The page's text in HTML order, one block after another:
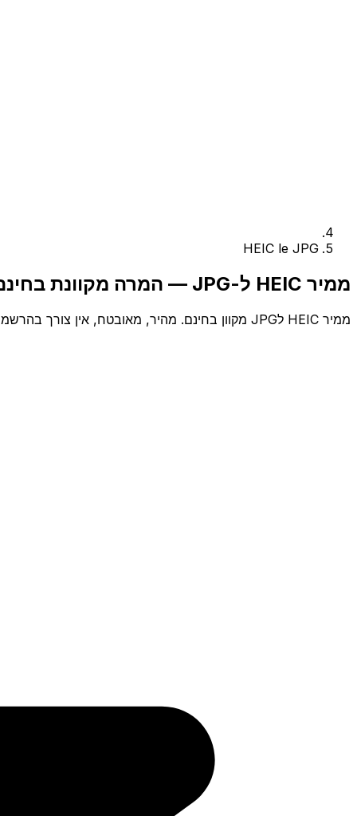
HEIC le JPG
ממיר HEIC ל-JPG — המרה מקוונת בחינם
ממיר HEIC לJPG מקוון בחינם. מהיר, מאובטח, אין צורך בהרשמה.